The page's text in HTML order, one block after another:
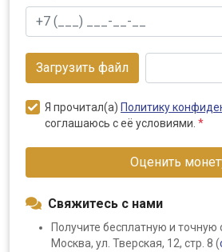
Загрузить файл
Я прочитал(а) Политику
соглашаюсь с её условиями. *
Оценить
Свяжитесь с нами
Получите бесплатную и точную
Москва, ул. Тверская, 12, стр. 8 (